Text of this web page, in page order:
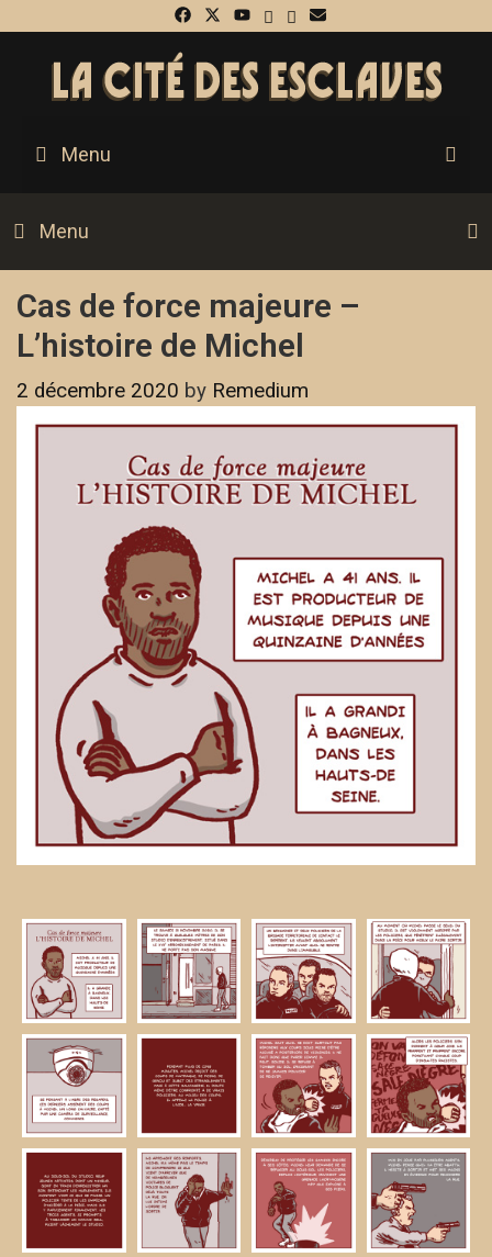
content
Menu
Menu
Cas de force majeure –
L’histoire de Michel
2 décembre 2020 by Remedium